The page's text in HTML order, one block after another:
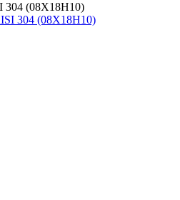
304 (08Х18Н10)